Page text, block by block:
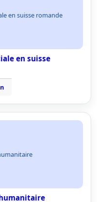
en suisse romande
en suisse